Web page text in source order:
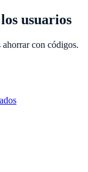
usuarios
ahorrar con códigos.